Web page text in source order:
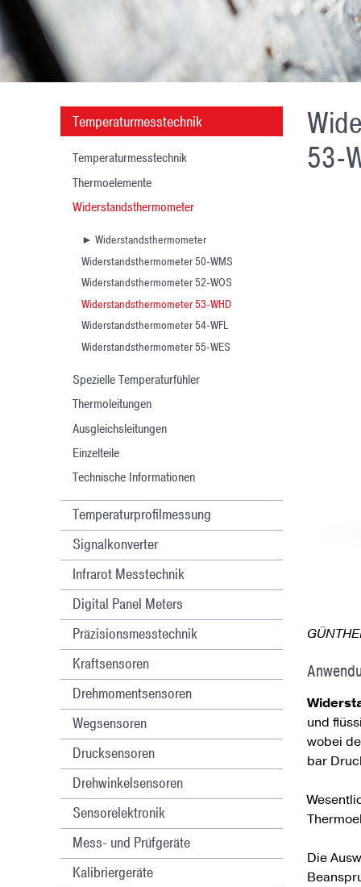
Temperaturmesstechnik
Temperaturmesstechnik
Thermoelemente
Widerstandsthermometer
► Widerstandsthermometer
Widerstandsthermometer 50-WMS
Widerstandsthermometer 52-WOS
Widerstandsthermometer 53-WHD
Widerstandsthermometer 54-WFL
Widerstandsthermometer 55-WES
Spezielle Temperaturfühler
Thermoleitungen
Ausgleichsleitungen
Einzelteile
Technische Informationen
Temperaturprofilmessung
Signalkonverter
Infrarot Messtechnik
Digital Panel Meters
Präzisionsmesstechnik
Kraftsensoren
Drehmomentsensoren
Wegsensoren
Drucksensoren
Drehwinkelsensoren
Sensorelektronik
Mess- und Prüfgeräte
Kalibriergeräte
53-
und
wobei
bar
Die